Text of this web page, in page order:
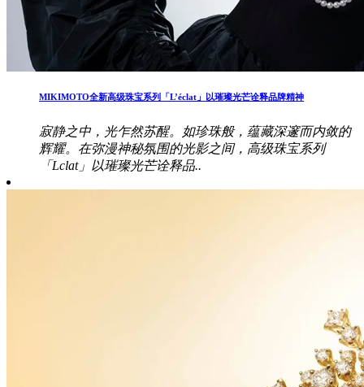
MIKIMOTO全新高级珠宝系列「L’éclat」以璀璨光芒诠释品牌精神
寂静之中，光乍然苏醒。如珍珠般，蕴藏深邃而内敛的
辉耀。在弥漫神秘氛围的光影之间，高级珠宝系列
「Lclat」以璀璨光芒诠释品..